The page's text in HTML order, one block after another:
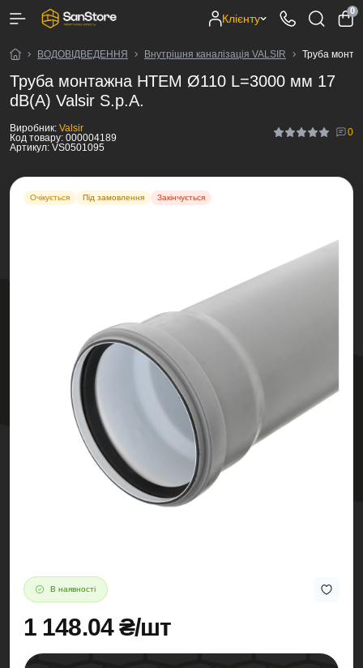
Клієнту
0
ВОДОВІДВЕДЕННЯ Внутрішня каналізація VALSIR Труба
Труба монтажна HTEM Ø110 L=3000 мм 17
dB(A) Valsir S.p.A.
Виробник: Valsir
Код товару: 000004189
Артикул: VS0501095
0
Очікується Під замовлення Закінчується
В наявності
1 148.04 ₴/шт